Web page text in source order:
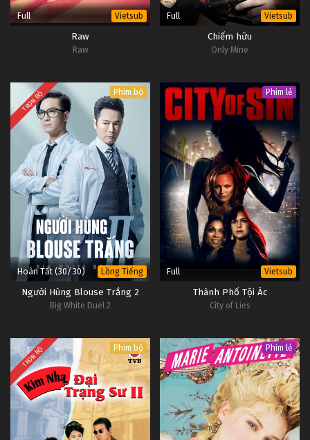
Full Vietsub
Raw
Raw
Full Vietsub
Chiếm hữu
Only Mine
TRỌN BỘ Phim bộ
Hoàn Tất (30/30) Lồng Tiếng
Người Hùng Blouse Trắng 2
Big White Duel 2
Phim lẻ
Full Vietsub
Thành Phố Tội Ác
City of Lies
TRỌN BỘ Phim bộ Phim lẻ